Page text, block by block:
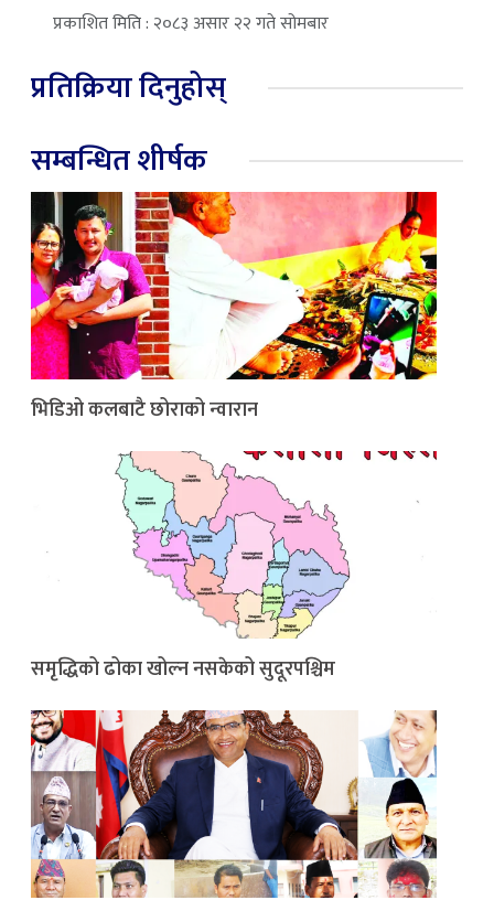
प्रकाशित मिति : २०८३ असार २२ गते सोमबार
प्रतिक्रिया दिनुहोस्
सम्बन्धित शीर्षक
भिडिओ कलबाटै छोराको न्वारान
समृद्धिको ढोका खोल्न नसकेको सुदूरपश्चिम